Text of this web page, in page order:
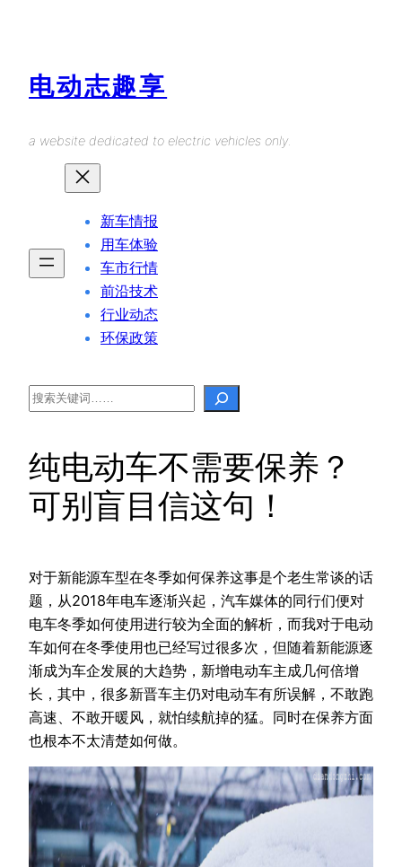
电动志趣享
a website dedicated to electric vehicles only.
新车情报
用车体验
车市行情
前沿技术
行业动态
环保政策
Search
纯电动车不需要保养？
可别盲目信这句！
对于新能源车型在冬季如何保养这事是个老生常谈的话
题，从2018年电车逐渐兴起，汽车媒体的同行们便对
电车冬季如何使用进行较为全面的解析，而我对于电动
车如何在冬季使用也已经写过很多次，但随着新能源逐
渐成为车企发展的大趋势，新增电动车主成几何倍增
长，其中，很多新晋车主仍对电动车有所误解，不敢跑
高速、不敢开暖风，就怕续航掉的猛。同时在保养方面
也根本不太清楚如何做。